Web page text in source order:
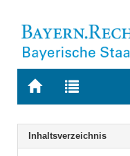
Zur
BAYERN.RECHT
Zur
letzten
Suche
Navigation
Inhaltsverzeichnis